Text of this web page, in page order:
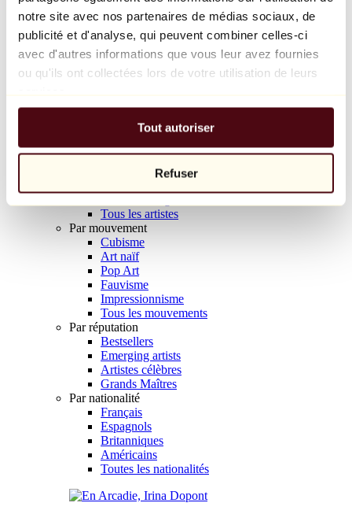
notre site avec nos partenaires de médias sociaux, de
publicité et d'analyse, qui peuvent combiner celles-ci
avec d'autres informations que vous leur avez fournies
ou qu'ils ont collectées lors de votre utilisation de leurs
Tout autoriser
Refuser
Balloon Dog (Orange)
Jeff Koons
10 000 €
Parcourir
Tous les sculpteurs
Tous les photographes
Tous les artistes
Par mouvement
Cubisme
Art naïf
Pop Art
Fauvisme
Impressionnisme
Tous les mouvements
Par réputation
Bestsellers
Emerging artists
Artistes célèbres
Grands Maîtres
Par nationalité
Français
Espagnols
Britanniques
Américains
Toutes les nationalités